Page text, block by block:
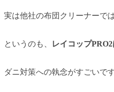
実は他社の布団クリーナーで
というのも、 レイコップ
ダニ対策への執念がすごいです